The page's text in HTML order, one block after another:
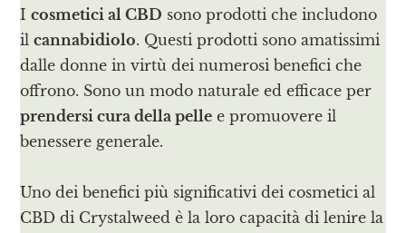
Icosmetici al CBD sono prodotti che includono
ilcannabidiolo. Questi prodotti sono amatissimi
dalle donne in virtù dei numerosi benefici che
offrono. Sono un modo naturale ed efficace per
prendersi cura della pelle e promuovere il
benessere generale.
Uno dei benefici più significativi dei cosmetici al
CBD di Crystalweed è la loro capacità di lenire la